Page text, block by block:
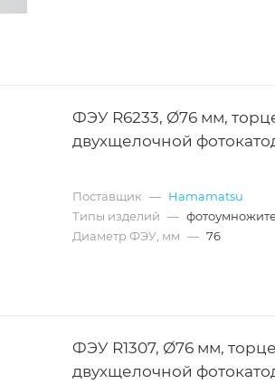
ФЭУ R6233, Ø76 мм,
двухщелочной
Поставщик — Hamamatsu
Типы изделий —
Диаметр ФЭУ, мм — 76
ФЭУ R1307, Ø76 мм,
двухщелочной